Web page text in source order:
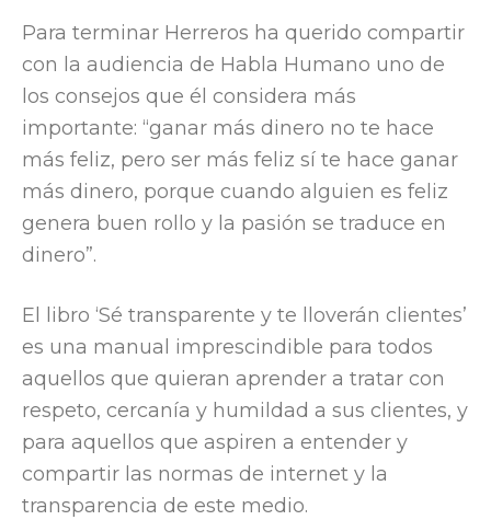
Para terminar Herreros ha querido compartir
con la audiencia de Habla Humano uno de
los consejos que él considera más
importante: “ganar más dinero no te hace
más feliz, pero ser más feliz sí te hace ganar
más dinero, porque cuando alguien es feliz
genera buen rollo y la pasión se traduce en
dinero”.
El libro ‘Sé transparente y te lloverán clientes’
es una manual imprescindible para todos
aquellos que quieran aprender a tratar con
respeto, cercanía y humildad a sus clientes, y
para aquellos que aspiren a entender y
compartir las normas de internet y la
transparencia de este medio.